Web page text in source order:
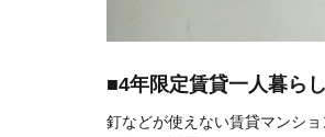
■4年限定賃貸一人暮ら
釘などが使えない賃貸マンシ